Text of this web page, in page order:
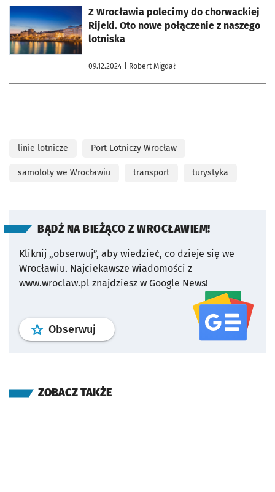
Z Wrocławia polecimy do chorwackiej
Rijeki. Oto nowe połączenie z naszego
lotniska
09.12.2024 | Robert Migdał
otworzy się w nowej karcie
linie lotnicze Port Lotniczy Wrocław
samoloty we Wrocławiu transport turystyka
BĄDŹ NA BIEŻĄCO Z WROCŁAWIEM!
Kliknij „obserwuj”, aby wiedzieć, co dzieje się we
Wrocławiu. Najciekawsze wiadomości z
www.wroclaw.pl znajdziesz w Google News!
Obserwuj profil serwisu
ZOBACZ TAKŻE